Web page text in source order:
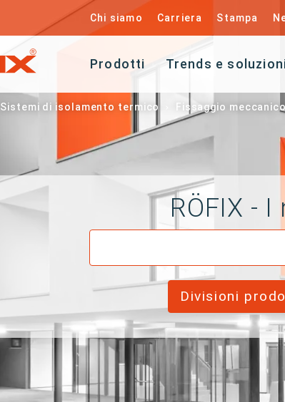
Chi siamo Carriera Stampa
Prodotti Trends e
Sistemi di isolamento termico Fissaggio
RÖFIX -
Divisioni